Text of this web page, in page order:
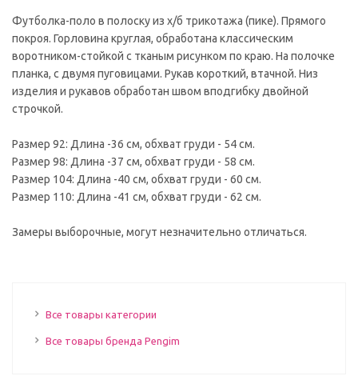
Футболка-поло в полоску из х/б трикотажа (пике). Прямого
покроя. Горловина круглая, обработана классическим
воротником-стойкой с тканым рисунком по краю. На полочке
планка, с двумя пуговицами. Рукав короткий, втачной. Низ
изделия и рукавов обработан швом вподгибку двойной
строчкой.
Размер 92: Длина -36 см, обхват груди - 54 см.
Размер 98: Длина -37 см, обхват груди - 58 см.
Размер 104: Длина -40 см, обхват груди - 60 см.
Размер 110: Длина -41 см, обхват груди - 62 см.
Замеры выборочные, могут незначительно отличаться.
Все товары категории
Все товары бренда Pengim